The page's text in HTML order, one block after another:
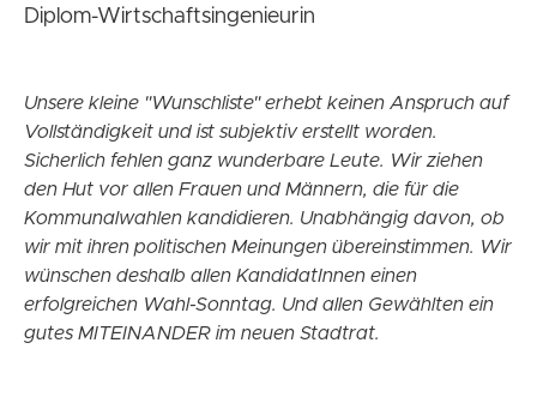
Diplom-Wirtschaftsingenieurin
Unsere kleine "Wunschliste" erhebt keinen Anspruch auf
Vollständigkeit und ist subjektiv erstellt worden.
Sicherlich fehlen ganz wunderbare Leute. Wir ziehen
den Hut vor allen Frauen und Männern, die für die
Kommunalwahlen kandidieren. Unabhängig davon, ob
wir mit ihren politischen Meinungen übereinstimmen. Wir
wünschen deshalb allen KandidatInnen einen
erfolgreichen Wahl-Sonntag. Und allen Gewählten ein
gutes MITEINANDER im neuen Stadtrat.